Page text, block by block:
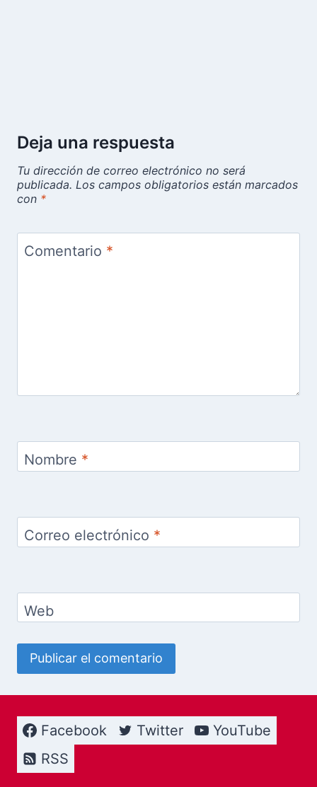
Deja una respuesta
Tu dirección de correo electrónico no será
publicada. Los campos obligatorios están marcados
con *
Comentario *
Nombre *
Correo electrónico *
Web
Facebook Twitter
YouTube
RSS